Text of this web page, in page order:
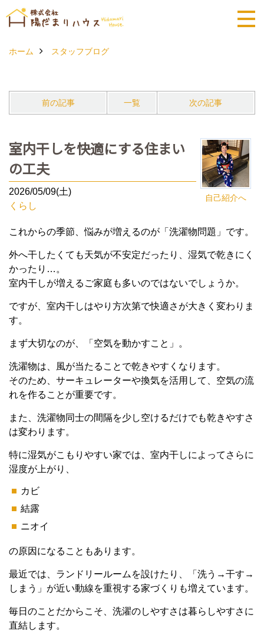
ホーム スタッフブログ
前の記事 一覧 次の記事
自己紹介へ
室内干しを快適にする住まい
の工夫
2026/05/09(土)
くらし
これからの季節、悩みが増えるのが「洗濯物問題」です。
外へ干したくても天気が不安定だったり、湿気で乾きにく
かったり…。
室内干しが増えるご家庭も多いのではないでしょうか。
ですが、室内干しはやり方次第で快適さが大きく変わりま
す。
まず大切なのが、「空気を動かすこと」。
洗濯物は、風が当たることで乾きやすくなります。
そのため、サーキュレーターや換気を活用して、空気の流
れを作ることが重要です。
また、洗濯物同士の間隔を少し空けるだけでも乾きやすさ
は変わります。
特に湿気がこもりやすい家では、室内干しによってさらに
湿度が上がり、
カビ
結露
ニオイ
の原因になることもあります。
最近では、ランドリールームを設けたり、「洗う→干す→
しまう」が近い動線を重視する家づくりも増えています。
毎日のことだからこそ、洗濯のしやすさは暮らしやすさに
直結します。